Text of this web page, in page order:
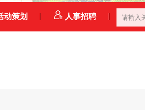
动策划 人事招聘